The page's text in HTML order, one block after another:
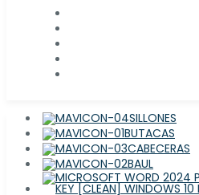
SILLONES
BUTACAS
CABECERAS
BAUL